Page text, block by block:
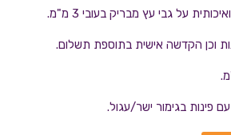
על גבי עץ מבריק בעובי 3 מ"מ.
וכן הקדשה אישית בתוספת תשלום.
פינות בגימור ישר/עגול.